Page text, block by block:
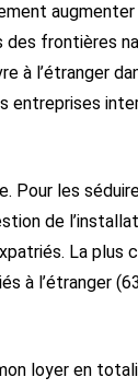
augmenter
des frontières
à l’étranger
entreprises
Pour les
de
La plus
à l’étranger
loyer en